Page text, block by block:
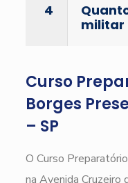
4
militar
Curso
Borges
– SP
O Curso
na Avenida Cruzeiro